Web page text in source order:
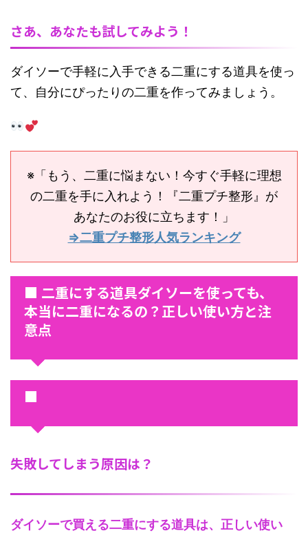
さあ、あなたも試してみよう！
ダイソーで手軽に入手できる二重にする道具を使っ
て、自分にぴったりの二重を作ってみましょう。
※「もう、二重に悩まない！今すぐ手軽に理想
の二重を手に入れよう！『二重プチ整形』が
あなたのお役に立ちます！」
⇒二重プチ整形人気ランキング
■ 二重にする道具ダイソーを使っても、
本当に二重になるの？正しい使い方と注
意点
■
失敗してしまう原因は？
ダイソーで買える二重にする道具は、正しい使い